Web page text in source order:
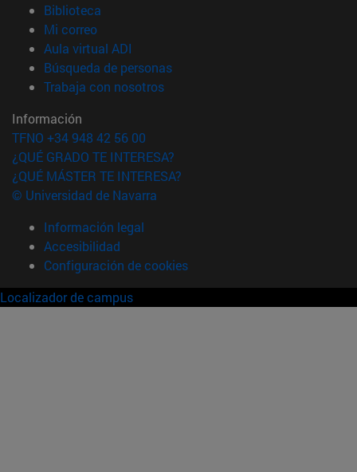
Biblioteca
Mi correo(abre en nueva ventana)
Aula virtual ADI
Búsqueda de personas(abre en nueva ventana)
Trabaja con nosotros(abre en nueva ventana)
Información
TFNO +34 948 42 56 00
¿QUÉ GRADO TE INTERESA?
¿QUÉ MÁSTER TE INTERESA?
© Universidad de Navarra
Información legal
Accesibilidad
Configuración de cookies
Localizador de campus